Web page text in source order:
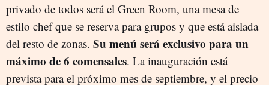
privado de todos será el Green Room, una mesa de
estilo chef que se reserva para grupos y que está aislada
del resto de zonas. Su menú será exclusivo para un
máximo de 6 comensales. La inauguración está
prevista para el próximo mes de septiembre, y el precio